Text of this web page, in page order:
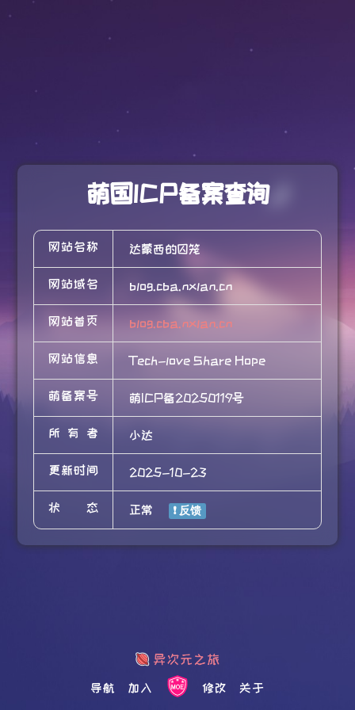
萌国ICP备案查询
网站名称 达蒙西的囚笼
网站域名 blog.cba.nxlan.cn
网站首页 blog.cba.nxlan.cn
网站信息 Tech-love Share Hope
萌备案号 萌ICP备20250119号
所有者 小达
更新时间 2025-10-23
状态 正常
导航 加入 修改 关于